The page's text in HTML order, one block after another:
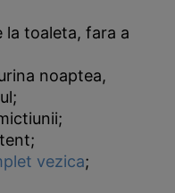
la toaleta, fara a
noaptea,
vezica;